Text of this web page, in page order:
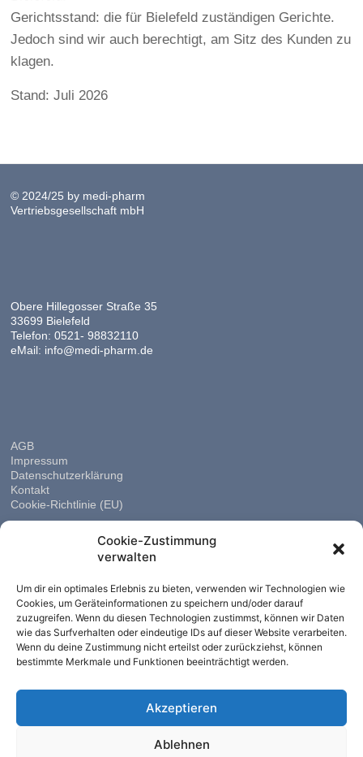
Cookie-Zustimmung
verwalten
Um dir ein optimales Erlebnis zu bieten, verwenden wir Technologien wie
Cookies, um Geräteinformationen zu speichern und/oder darauf
zuzugreifen. Wenn du diesen Technologien zustimmst, können wir Daten
wie das Surfverhalten oder eindeutige IDs auf dieser Website verarbeiten.
Wenn du deine Zustimmung nicht erteilst oder zurückziehst, können
bestimmte Merkmale und Funktionen beeinträchtigt werden.
Akzeptieren
Ablehnen
Gerichtsstand: die für Bielefeld zuständigen Gerichte.
Jedoch sind wir auch berechtigt, am Sitz des Kunden zu
klagen.
Stand: Juli 2026
© 2024/25 by medi-pharm
Vertriebsgesellschaft mbH
Obere Hillegosser Straße 35
33699 Bielefeld
Telefon: 0521- 98832110
eMail: info@medi-pharm.de
AGB
Impressum
Datenschutzerklärung
Kontakt
Cookie-Richtlinie (EU)